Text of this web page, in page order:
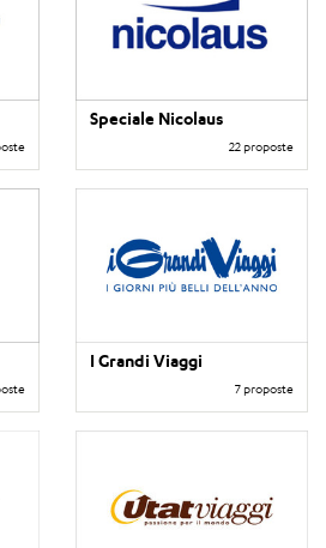
Speciale Nicolaus
22 proposte
I Grandi Viaggi
7 proposte